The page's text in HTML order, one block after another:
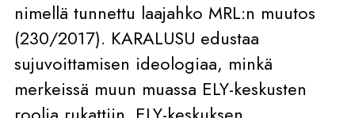
nimellä tunnettu laajahko MRL:n muutos
(230/2017). KARALUSU edustaa
sujuvoittamisen ideologiaa, minkä
merkeissä muun muassa ELY-keskusten